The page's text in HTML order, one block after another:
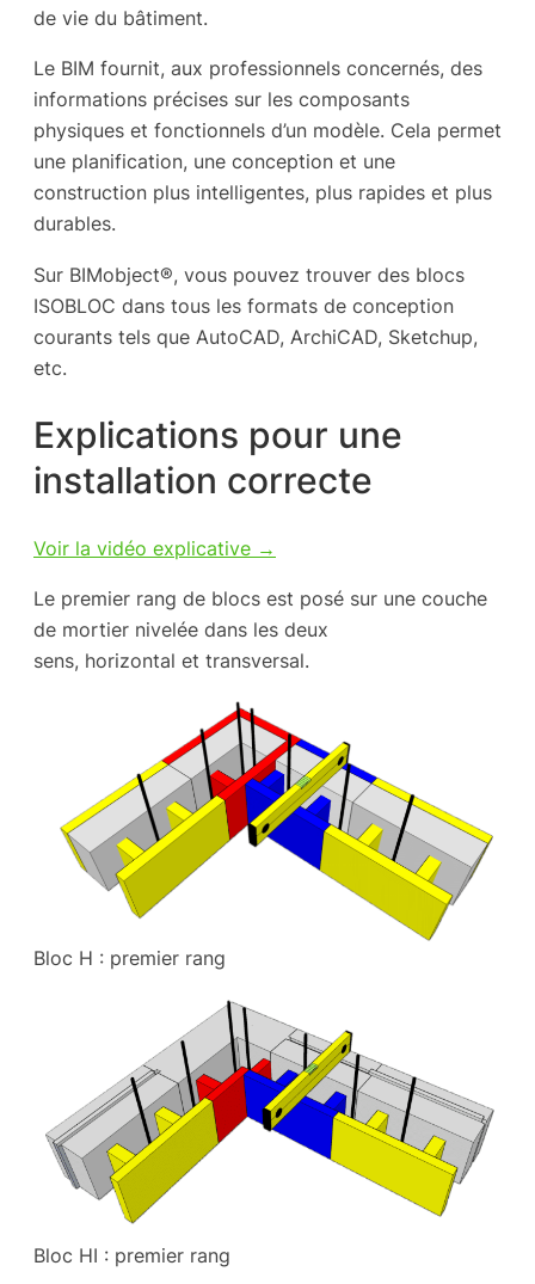
de vie du bâtiment.
Le BIM fournit, aux professionnels concernés, des
informations précises sur les composants
physiques et fonctionnels d’un modèle. Cela permet
une planification, une conception et une
construction plus intelligentes, plus rapides et plus
durables.
Sur BIMobject®, vous pouvez trouver des blocs
ISOBLOC dans tous les formats de conception
courants tels que AutoCAD, ArchiCAD, Sketchup,
etc.
Explications pour une
installation correcte
Voir la vidéo explicative →
Le premier rang de blocs est posé sur une couche
de mortier nivelée dans les deux
sens, horizontal et transversal.
Bloc H : premier rang
Bloc HI : premier rang